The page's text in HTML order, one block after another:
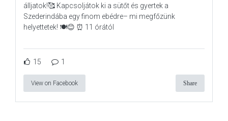
álljatok!🥰 Kapcsoljátok ki a sütőt és gyertek a
Szederindába egy finom ebédre– mi megfőzünk
helyettetek! 🍽️😊 ⏰ 11 órától
15 1
View on Facebook Share